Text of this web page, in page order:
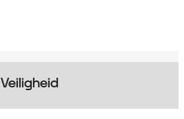
Veiligheid